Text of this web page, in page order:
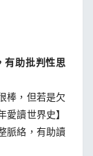
助批判性思
，但若是欠
讀世界史】
脈絡，有助讀